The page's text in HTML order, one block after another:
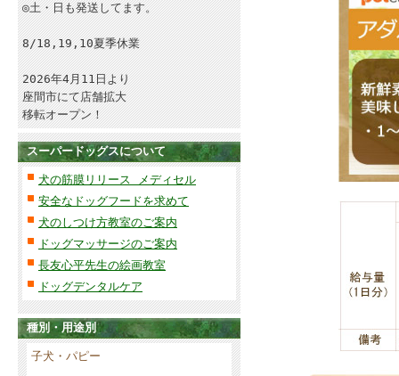
◎土・日も発送してます。
8/18,19,10夏季休業
2026年4月11日より
座間市にて店舗拡大
移転オープン！
スーパードッグスについて
犬の筋膜リリース メディセル
安全なドッグフードを求めて
犬のしつけ方教室のご案内
ドッグマッサージのご案内
長友心平先生の絵画教室
ドッグデンタルケア
種別・用途別
子犬・パピー